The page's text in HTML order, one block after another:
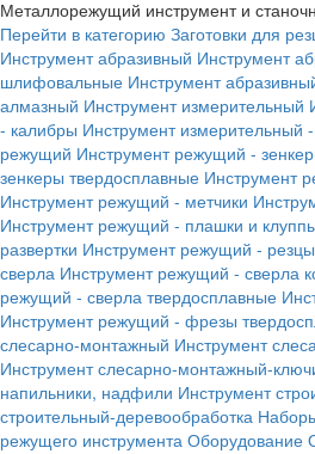
Металлорежущий инструмент и
Перейти в категорию Заготовки для
Инструмент абразивный Инструмент
шлифовальные Инструмент
алмазный Инструмент измерительный
- калибры Инструмент измерительный
режущий Инструмент режущий -
зенкеры твердосплавные Инструмент
Инструмент режущий - метчики
Инструмент режущий - плашки и
развертки Инструмент режущий - резцы
сверла Инструмент режущий - сверла
режущий - сверла твердосплавные
Инструмент режущий - фрезы
слесарно-монтажный Инструмент
Инструмент слесарно-монтажный-
напильники, надфили Инструмент
строительный-деревообработка
режущего инструмента Оборудование